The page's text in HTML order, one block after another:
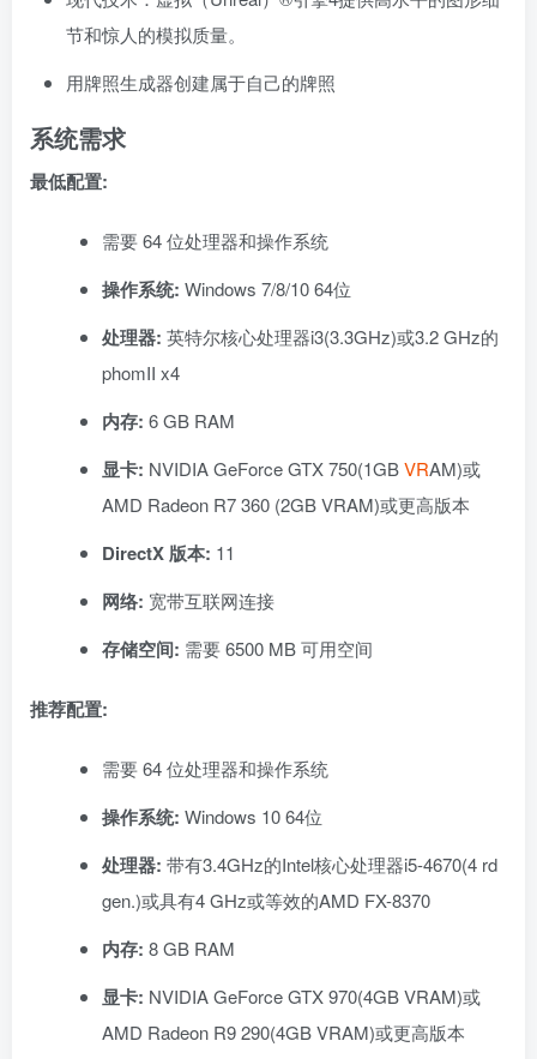
节和惊人的模拟质量。
用牌照生成器创建属于自己的牌照
系统需求
最低配置:
需要 64 位处理器和操作系统
操作系统: Windows 7/8/10 64位
处理器: 英特尔核心处理器i3(3.3GHz)或3.2 GHz的
phomII x4
内存: 6 GB RAM
显卡: NVIDIA GeForce GTX 750(1GBVRAM)或
AMD Radeon R7 360 (2GB VRAM)或更高版本
DirectX 版本: 11
网络: 宽带互联网连接
存储空间: 需要 6500 MB 可用空间
推荐配置:
需要 64 位处理器和操作系统
操作系统: Windows 10 64位
处理器: 带有3.4GHz的Intel核心处理器i5-4670(4 rd
gen.)或具有4 GHz或等效的AMD FX-8370
内存: 8 GB RAM
显卡: NVIDIA GeForce GTX 970(4GB VRAM)或
AMD Radeon R9 290(4GB VRAM)或更高版本